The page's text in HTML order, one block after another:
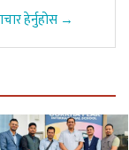
हेर्नुहोस →